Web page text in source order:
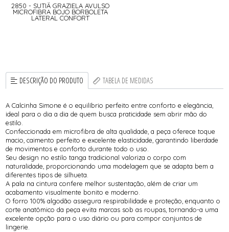
2850 - SUTIÃ GRAZIELA AVULSO
MICROFIBRA BOJO BORBOLETA
LATERAL CONFORT
DESCRIÇÃO DO PRODUTO TABELA DE MEDIDAS
A Calcinha Simone é o equilíbrio perfeito entre conforto e elegância,
ideal para o dia a dia de quem busca praticidade sem abrir mão do
estilo.
Confeccionada em microfibra de alta qualidade, a peça oferece toque
macio, caimento perfeito e excelente elasticidade, garantindo liberdade
de movimentos e conforto durante todo o uso.
Seu design no estilo tanga tradicional valoriza o corpo com
naturalidade, proporcionando uma modelagem que se adapta bem a
diferentes tipos de silhueta.
A pala na cintura confere melhor sustentação, além de criar um
acabamento visualmente bonito e moderno.
O forro 100% algodão assegura respirabilidade e proteção, enquanto o
corte anatômico da peça evita marcas sob as roupas, tornando-a uma
excelente opção para o uso diário ou para compor conjuntos de
lingerie.